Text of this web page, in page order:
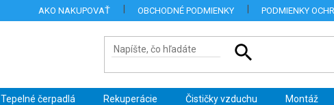
AKO NAKUPOVAŤ OBCHODNÉ PODMIENKY PODMIENKY
Tepelné čerpadlá Rekuperácie Čističky vzduchu Montáž